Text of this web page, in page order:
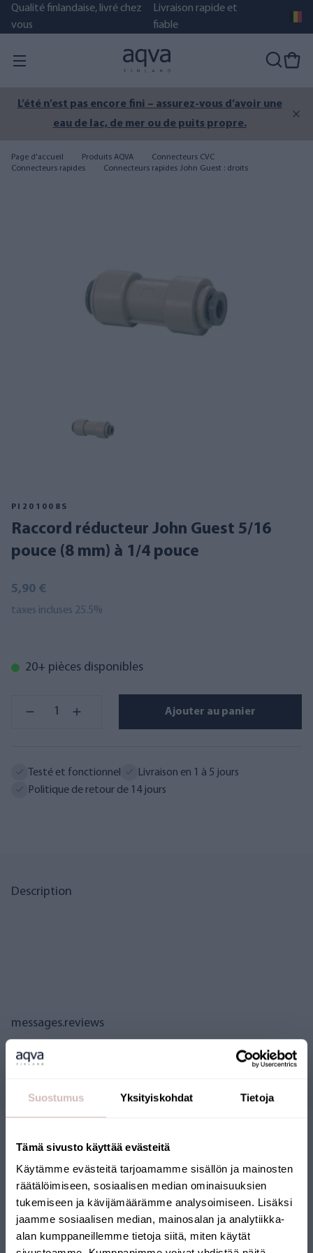
Suostumus Yksityiskohdat Tietoja
Tämä sivusto käyttää evästeitä
Käytämme evästeitä tarjoamamme sisällön ja mainosten
räätälöimiseen, sosiaalisen median ominaisuuksien
tukemiseen ja kävijämäärämme analysoimiseen. Lisäksi
jaamme sosiaalisen median, mainosalan ja analytiikka-
alan kumppaneillemme tietoja siitä, miten käytät
Qualité finlandaise, livré chez
vous
Livraison rapide et
fiable
L’été n’est pas encore fini – assurez-vous d’avoir une
eau de lac, de mer ou de puits propre.
Page d'accueil Produits AQVA
Connecteurs CVC
Connecteurs rapides
Connecteurs rapides John Guest : droits
PI201008S
Raccord réducteur John Guest 5/16
pouce (8 mm) à 1/4 pouce
5,90 €
taxes incluses 25.5%
20+ pièces disponibles
Ajouter au panier
Testé et fonctionnel
Livraison en 1 à 5 jours
Politique de retour de 14 jours
Description
messages.reviews
BOUTIQUE EN LIGNE